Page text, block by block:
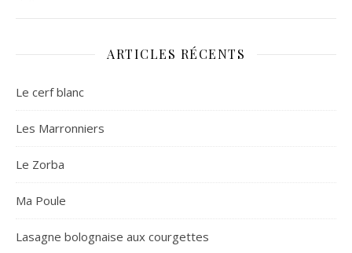
ARTICLES RÉCENTS
Le cerf blanc
Les Marronniers
Le Zorba
Ma Poule
Lasagne bolognaise aux courgettes